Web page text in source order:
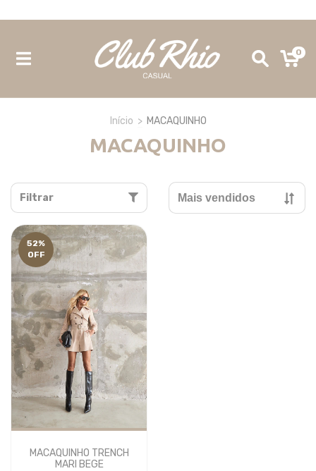
0
Início > MACAQUINHO
MACAQUINHO
Filtrar
52%
OFF
MACAQUINHO TRENCH
MARI BEGE